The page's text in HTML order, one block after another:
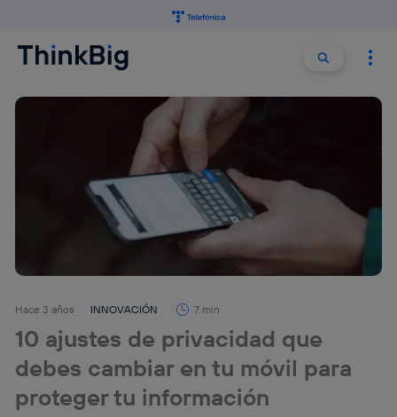
Buscar
Hace 3 años INNOVACIÓN 7 min
10 ajustes de privacidad que
debes cambiar en tu móvil para
proteger tu información